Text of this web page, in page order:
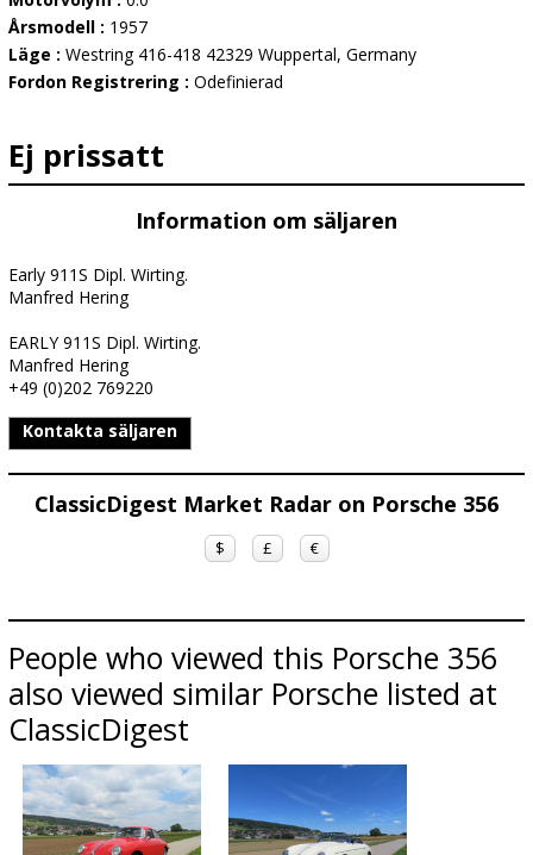
Årsmodell : 1957
Läge : Westring 416-418 42329 Wuppertal, Germany
Fordon Registrering : Odefinierad
Ej prissatt
Information om säljaren
Early 911S Dipl. Wirting.
Manfred Hering
EARLY 911S Dipl. Wirting.
Manfred Hering
+49 (0)202 769220
Kontakta säljaren
ClassicDigest Market Radar on Porsche 356
$ £ €
People who viewed this Porsche 356
also viewed similar Porsche listed at
ClassicDigest